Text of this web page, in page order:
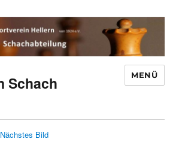
Schach MENÜ
Nächstes Bild